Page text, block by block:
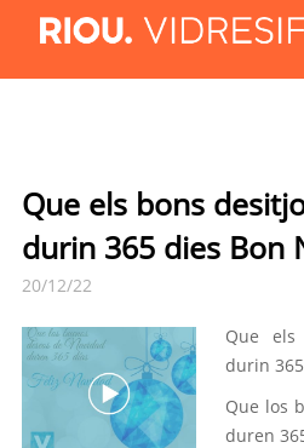
Que els bons
durin 365 dies Bon
20/12/22
Que els
durin
Que los
duren